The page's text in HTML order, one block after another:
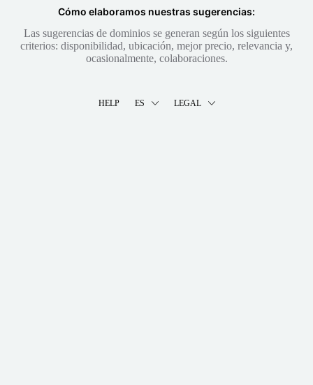
Cómo elaboramos nuestras sugerencias:
Las sugerencias de dominios se generan según los siguientes
criterios: disponibilidad, ubicación, mejor precio, relevancia y,
ocasionalmente, colaboraciones.
HELP ES LEGAL